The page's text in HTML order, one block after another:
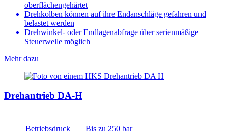
oberflächengehärtet
Drehkolben können auf ihre Endanschläge gefahren und
belastet werden
Drehwinkel- oder Endlagenabfrage über serienmäßige
Steuerwelle möglich
Mehr dazu
Drehantrieb DA-H
Betriebsdruck Bis zu 250 bar